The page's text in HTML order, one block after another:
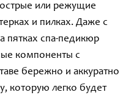
или режущие
и пилках. Даже с
пятках спа-педикюр
компоненты с
бережно и аккуратно
которую легко будет